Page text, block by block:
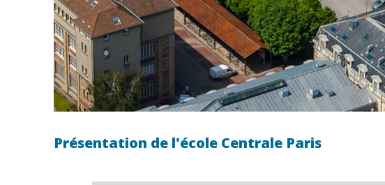
Présentation de l'école Centrale Paris